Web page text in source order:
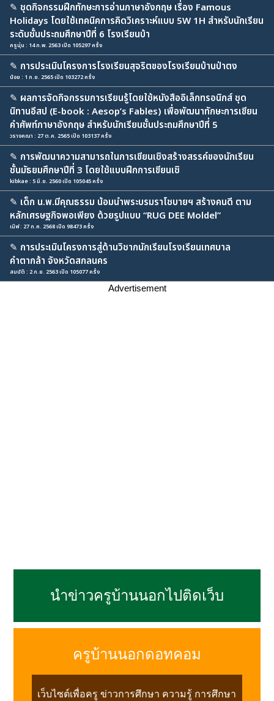
✎ ชุดกิจกรรมฝึกทักษะการอ่านภาษาอังกฤษ เรื่อง Famous
Holidays โดยใช้เทคนิคการคิดวิเคราะห์แบบ 5W 1H สำหรับนักเรียน
ระดับชั้นประถมศึกษาปีที่ 6 โรงเรียนบ้า
ครูนุ่น : 14 ก.พ. 2563 เปิด 105297 ครั้ง
✎ การประเมินโครงการโรงเรียนสุจริตของโรงเรียนบ้านป่าตง
น้อย : 1 ก.ย. 2565 เปิด 103272 ครั้ง
✎ ผลการจัดกิจกรรมการเรียนรู้โดยใช้หนังสืออิเล็กทรอนิกส์ ชุด
นิทานอีสป (E-book : Aesop’s Fables) เพื่อพัฒนาทักษะการเขียน
คำศัพท์ภาษาอังกฤษ สำหรับนักเรียนชั้นประถมศึกษาปีที่ 5
วรางคณา : 27 ต.ค. 2565 เปิด 103137 ครั้ง
✎ การพัฒนาความสามารถในการเขียนเชิงสร้างสรรค์ของนักเรียน
ชั้นมัธยมศึกษาปีที่ 3 โดยใช้แบบฝึกการเขียนเชิ
kibkae : 5 มิ.ย. 2560 เปิด 105045 ครั้ง
✎ เด็ก น.พ.มีคุณธรรม น้อมนำพระบรมราโชบายฯ สร้างคนดี ตาม
หลักเศรษฐกิจพอเพียง ด้วยรูปแบบ “RUG DEE Moldel”
เนิฟ : 27 ก.ค. 2568 เปิด 98473 ครั้ง
✎ การประเมินโครงการสู่ด้านวิชากนักเรียนโรงเรียนเทศบาล
คำตากล้า จังหวัดสกลนคร
สมบัติ : 2 ก.ย. 2563 เปิด 105077 ครั้ง
Advertisement
นำข่าวครูบ้านนอกไปติดเว็บ
ครูบ้านนอกดอทคอม
เว็บไซต์เพื่อครู ข่าวการศึกษา ความรู้ การศึกษา